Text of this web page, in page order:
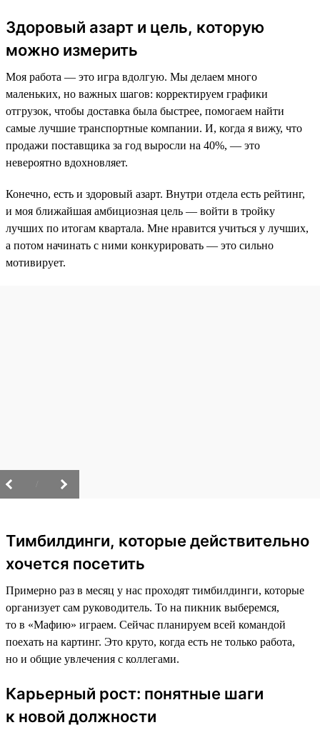
Здоровый азарт и цель, которую
можно измерить
Моя работа — это игра вдолгую. Мы делаем много
маленьких, но важных шагов: корректируем графики
отгрузок, чтобы доставка была быстрее, помогаем найти
самые лучшие транспортные компании. И, когда я вижу, что
продажи поставщика за год выросли на 40%, — это
невероятно вдохновляет.
Конечно, есть и здоровый азарт. Внутри отдела есть рейтинг,
и моя ближайшая амбициозная цель — войти в тройку
лучших по итогам квартала. Мне нравится учиться у лучших,
а потом начинать с ними конкурировать — это сильно
мотивирует.
Тимбилдинги, которые действительно
хочется посетить
Примерно раз в месяц у нас проходят тимбилдинги, которые
организует сам руководитель. То на пикник выберемся,
то в «Мафию» играем. Сейчас планируем всей командой
поехать на картинг. Это круто, когда есть не только работа,
но и общие увлечения с коллегами.
Карьерный рост: понятные шаги
к новой должности